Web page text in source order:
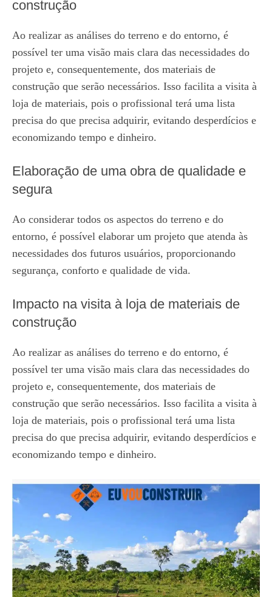
construção
Ao realizar as análises do terreno e do entorno, é
possível ter uma visão mais clara das necessidades do
projeto e, consequentemente, dos materiais de
construção que serão necessários. Isso facilita a visita à
loja de materiais, pois o profissional terá uma lista
precisa do que precisa adquirir, evitando desperdícios e
economizando tempo e dinheiro.
Elaboração de uma obra de qualidade e
segura
Ao considerar todos os aspectos do terreno e do
entorno, é possível elaborar um projeto que atenda às
necessidades dos futuros usuários, proporcionando
segurança, conforto e qualidade de vida.
Impacto na visita à loja de materiais de
construção
Ao realizar as análises do terreno e do entorno, é
possível ter uma visão mais clara das necessidades do
projeto e, consequentemente, dos materiais de
construção que serão necessários. Isso facilita a visita à
loja de materiais, pois o profissional terá uma lista
precisa do que precisa adquirir, evitando desperdícios e
economizando tempo e dinheiro.